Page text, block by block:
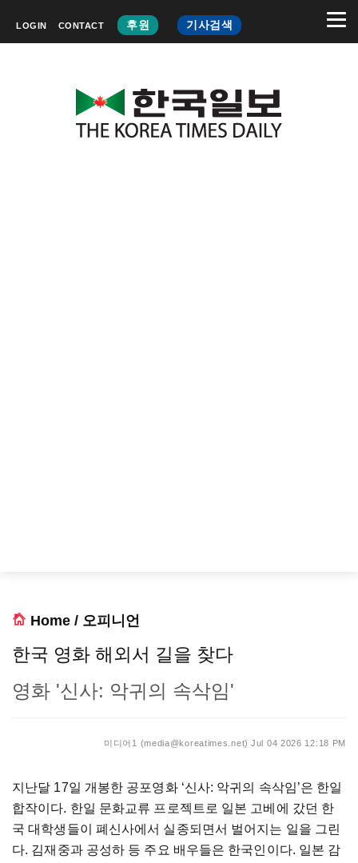
LOGIN CONTACT 후원 기사검색
Home / 오피니언
한국 영화 해외서 길을 찾다
영화 '신사: 악귀의 속삭임'
미디어1 (media@koreatimes.net) Jul 04 2026 12:18 PM
지난달 17일 개봉한 공포영화 ‘신사: 악귀의 속삭임’은 한일
합작이다. 한일 문화교류 프로젝트로 일본 고베에 갔던 한
국 대학생들이 폐신사에서 실종되면서 벌어지는 일을 그린
다. 김재중과 공성하 등 주요 배우들은 한국인이다. 일본 감